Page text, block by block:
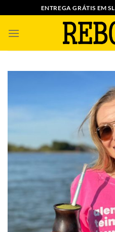
to
content
ENTREGA GRÁTIS EM